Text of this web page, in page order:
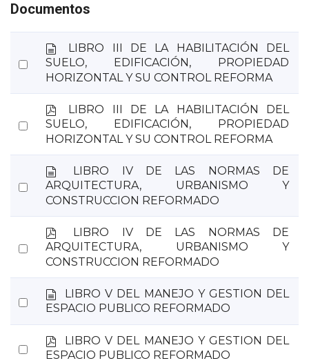
Documentos
Select
d
o
c
m
e
n
t
o
LIBRO III DE LA HABILITACIÓN DEL
SUELO, EDIFICACIÓN, PROPIEDAD
HORIZONTAL Y SU CONTROL REFORMA
Select
p
d
f
LIBRO III DE LA HABILITACIÓN DEL
SUELO, EDIFICACIÓN, PROPIEDAD
HORIZONTAL Y SU CONTROL REFORMA
Select
d
o
c
m
e
n
t
o
LIBRO IV DE LAS NORMAS DE
ARQUITECTURA, URBANISMO Y
CONSTRUCCION REFORMADO
Select
p
d
f
LIBRO IV DE LAS NORMAS DE
ARQUITECTURA, URBANISMO Y
CONSTRUCCION REFORMADO
Select
d
o
u
m
LIBRO V DEL MANEJO Y GESTION DEL
ESPACIO PUBLICO REFORMADO
Select
p
d
LIBRO V DEL MANEJO Y GESTION DEL
ESPACIO PUBLICO REFORMADO